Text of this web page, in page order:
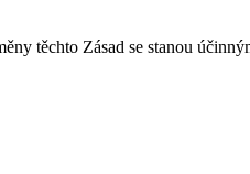
těchto Zásad se stanou